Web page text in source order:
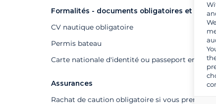
Formalités - documents obligatoires et
CV nautique obligatoire
Permis bateau
Carte nationale d'identité ou passeport en
Assurances
Rachat de caution obligatoire si vous prenez un